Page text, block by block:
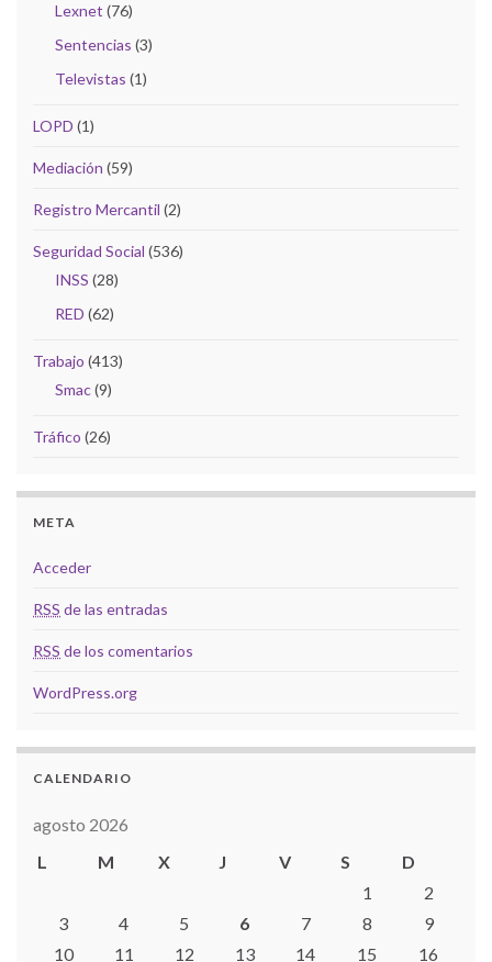
Lexnet (76)
Sentencias (3)
Televistas (1)
LOPD (1)
Mediación (59)
Registro Mercantil (2)
Seguridad Social (536)
INSS (28)
RED (62)
Trabajo (413)
Smac(9)
Tráfico (26)
META
Acceder
RSS de las entradas
RSS de los comentarios
WordPress.org
CALENDARIO
agosto 2026
L
M X J V S
D
1
2
3
4 5 6 7 8
9
10
11 12 13 14 15 16